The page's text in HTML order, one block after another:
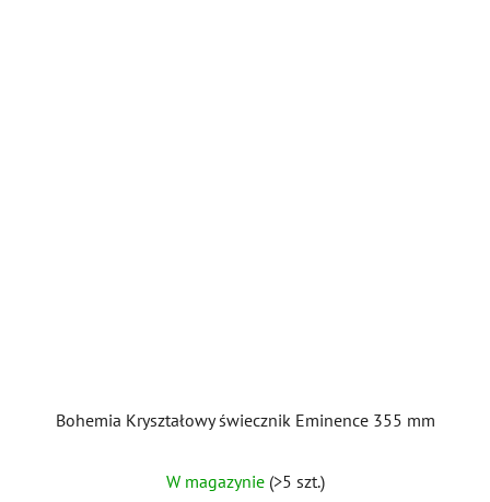
Bohemia Kryształowy świecznik Eminence 355 mm
W magazynie (>5 szt.)